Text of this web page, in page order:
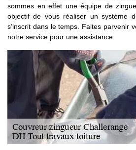
sommes en effet une équipe de
objectif de vous réaliser un système
s’inscrit dans le temps. Faites parvenir
notre service pour une assistance.